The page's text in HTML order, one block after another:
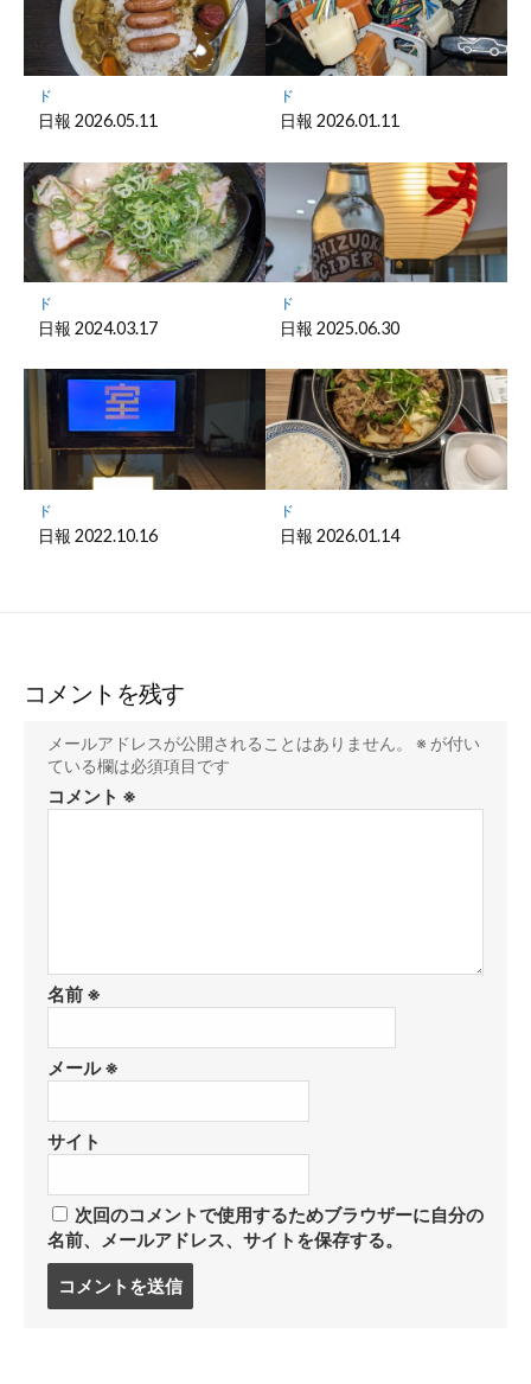
ク
に
保
ド
日報 2026.05.11
ド
日報 2026.01.11
ド
日報 2024.03.17
ド
日報 2025.06.30
ド
日報 2022.10.16
ド
日報 2026.01.14
コメントを残す
メールアドレスが公開されることはありません。 ※ が付い
ている欄は必須項目です
コメント ※
名前 ※
メール※
サイト
次回のコメントで使用するためブラウザーに自分の
名前、メールアドレス、サイトを保存する。